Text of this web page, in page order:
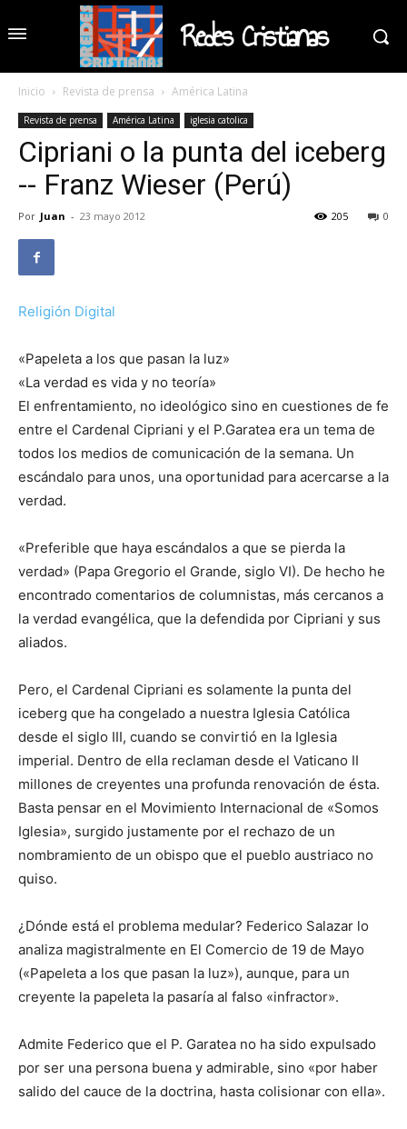
Redes Cristianas
Inicio Revista de prensa América Latina
Revista de prensa América Latina iglesia catolica
Cipriani o la punta del iceberg
-- Franz Wieser (Perú)
Por Juan - 23 mayo 2012 0
205
Religión Digital
«Papeleta a los que pasan la luz»
«La verdad es vida y no teoría»
El enfrentamiento, no ideológico sino en cuestiones de fe
entre el Cardenal Cipriani y el P.Garatea era un tema de
todos los medios de comunicación de la semana. Un
escándalo para unos, una oportunidad para acercarse a la
verdad.
«Preferible que haya escándalos a que se pierda la
verdad» (Papa Gregorio el Grande, siglo VI). De hecho he
encontrado comentarios de columnistas, más cercanos a
la verdad evangélica, que la defendida por Cipriani y sus
aliados.
Pero, el Cardenal Cipriani es solamente la punta del
iceberg que ha congelado a nuestra Iglesia Católica
desde el siglo III, cuando se convirtió en la Iglesia
imperial. Dentro de ella reclaman desde el Vaticano II
millones de creyentes una profunda renovación de ésta.
Basta pensar en el Movimiento Internacional de «Somos
Iglesia», surgido justamente por el rechazo de un
nombramiento de un obispo que el pueblo austriaco no
quiso.
¿Dónde está el problema medular? Federico Salazar lo
analiza magistralmente en El Comercio de 19 de Mayo
(«Papeleta a los que pasan la luz»), aunque, para un
creyente la papeleta la pasaría al falso «infractor».
Admite Federico que el P. Garatea no ha sido expulsado
por ser una persona buena y admirable, sino «por haber
salido del cauce de la doctrina, hasta colisionar con ella».